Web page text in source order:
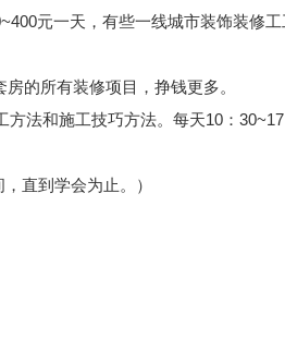
元一天，有些一线城市装饰装修
的所有装修项目，挣钱更多。
法和施工技巧方法。每天10：
直到学会为止。）